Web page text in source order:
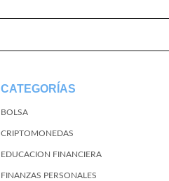
CATEGORÍAS
BOLSA
CRIPTOMONEDAS
EDUCACION FINANCIERA
FINANZAS PERSONALES